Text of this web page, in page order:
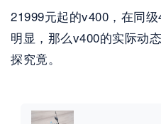
21999元起的v400，在同
明显，那么v400的实际动
探究竟。